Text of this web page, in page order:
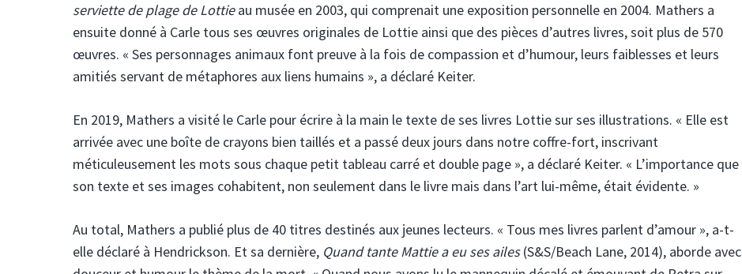
serviette de plage de Lottieau musée en 2003, qui comprenait une exposition personnelle en 2004. Mathers a
ensuite donné à Carle tous ses œuvres originales de Lottie ainsi que des pièces d’autres livres, soit plus de 570
œuvres. « Ses personnages animaux font preuve à la fois de compassion et d’humour, leurs faiblesses et leurs
amitiés servant de métaphores aux liens humains », a déclaré Keiter.
En 2019, Mathers a visité le Carle pour écrire à la main le texte de ses livres Lottie sur ses illustrations. « Elle est
arrivée avec une boîte de crayons bien taillés et a passé deux jours dans notre coffre-fort, inscrivant
méticuleusement les mots sous chaque petit tableau carré et double page », a déclaré Keiter. « L’importance que
son texte et ses images cohabitent, non seulement dans le livre mais dans l’art lui-même, était évidente. »
Au total, Mathers a publié plus de 40 titres destinés aux jeunes lecteurs. « Tous mes livres parlent d’amour », a-t-
elle déclaré à Hendrickson. Et sa dernière, Quand tante Mattie a eu ses ailes(S&S/Beach Lane, 2014), aborde avec